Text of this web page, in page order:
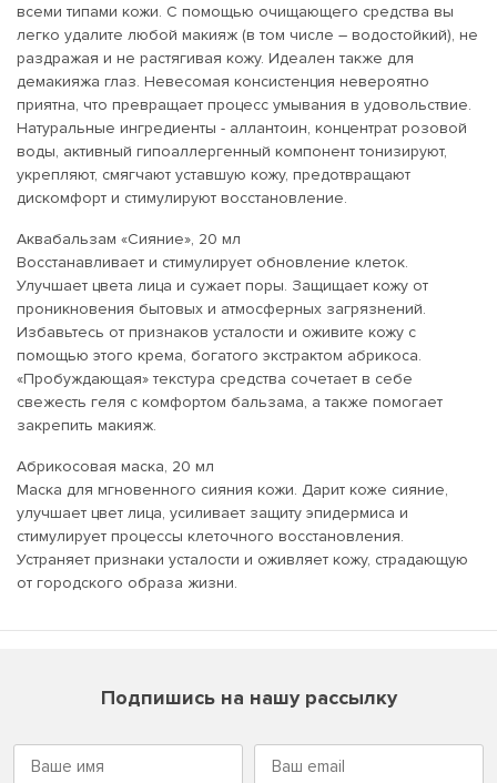
всеми типами кожи. С помощью очищающего средства вы
легко удалите любой макияж (в том числе – водостойкий), не
раздражая и не растягивая кожу. Идеален также для
демакияжа глаз. Невесомая консистенция невероятно
приятна, что превращает процесс умывания в удовольствие.
Натуральные ингредиенты - аллантоин, концентрат розовой
воды, активный гипоаллергенный компонент тонизируют,
укрепляют, смягчают уставшую кожу, предотвращают
дискомфорт и стимулируют восстановление.
Аквабальзам «Сияние», 20 мл
Восстанавливает и стимулирует обновление клеток.
Улучшает цвета лица и сужает поры. Защищает кожу от
проникновения бытовых и атмосферных загрязнений.
Избавьтесь от признаков усталости и оживите кожу с
помощью этого крема, богатого экстрактом абрикоса.
«Пробуждающая» текстура средства сочетает в себе
свежесть геля с комфортом бальзама, а также помогает
закрепить макияж.
Абрикосовая маска, 20 мл
Маска для мгновенного сияния кожи. Дарит коже сияние,
улучшает цвет лица, усиливает защиту эпидермиса и
стимулирует процессы клеточного восстановления.
Устраняет признаки усталости и оживляет кожу, страдающую
от городского образа жизни.
Подпишись на нашу рассылку